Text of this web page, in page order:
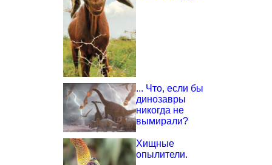
... Что, если бы
динозавры
никогда не
вымирали?
Хищные
опылители.